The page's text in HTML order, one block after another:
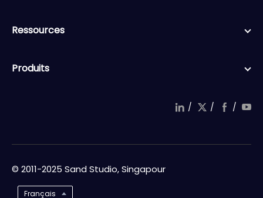
Ressources
Produits
/ / /
© 2011-2025 Sand Studio, Singapour
Français